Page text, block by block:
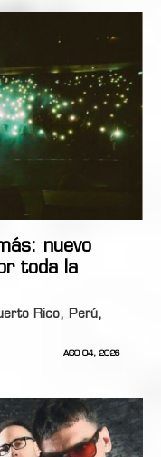
nuevo
toda la
Rico, Perú,
AGO 04, 2026